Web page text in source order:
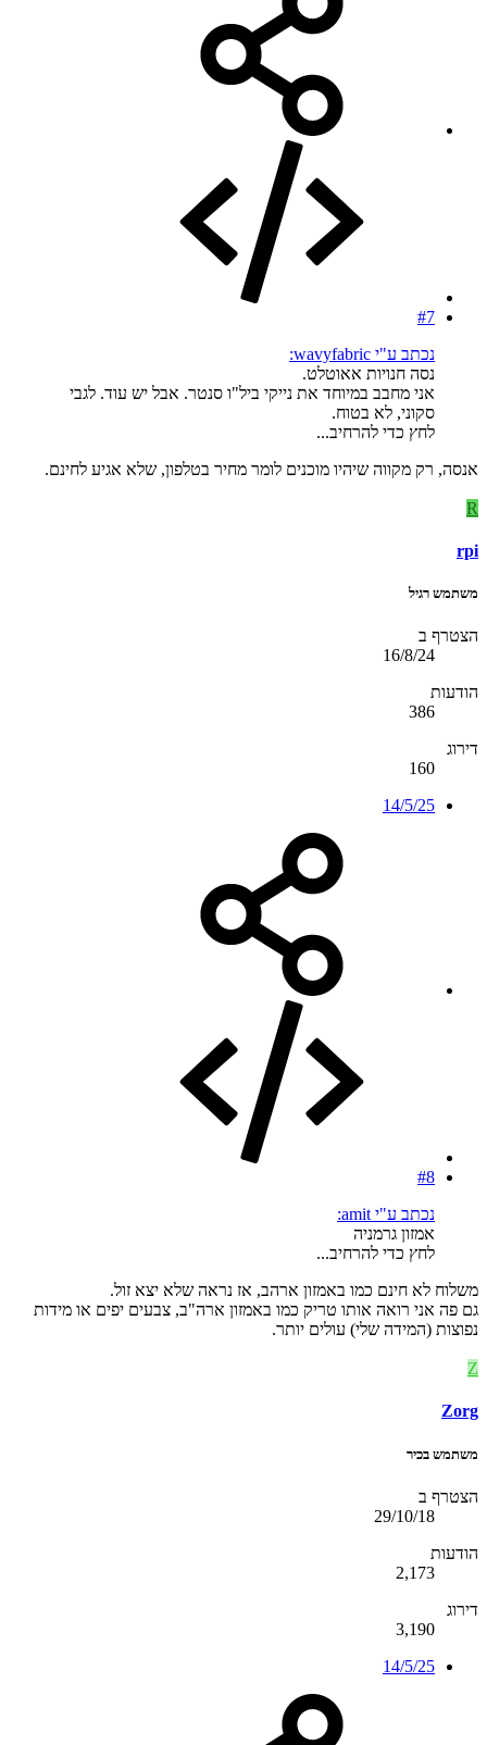
#7
נכתב ע"י wavyfabric:
נסה חנויות אאוטלט.
אני מחבב במיוחד את נייקי ביל"ו סנטר. אבל יש עוד. לגבי
סקוני, לא בטוח.
לחץ כדי להרחיב...
אנסה, רק מקווה שיהיו מוכנים לומר מחיר בטלפון, שלא אגיע לחינם.
R
rpi
משתמש רגיל
הצטרף ב
16/8/24
הודעות
386
דירוג
160
14/5/25
#8
נכתב ע"י amit:
אמזון גרמניה
לחץ כדי להרחיב...
משלוח לא חינם כמו באמזון ארהב, אז נראה שלא יצא זול.
גם פה אני רואה אותו טריק כמו באמזון ארה"ב, צבעים יפים או מידות
נפוצות (המידה שלי) עולים יותר.
Z
Zorg
משתמש בכיר
הצטרף ב
29/10/18
הודעות
2,173
דירוג
3,190
14/5/25